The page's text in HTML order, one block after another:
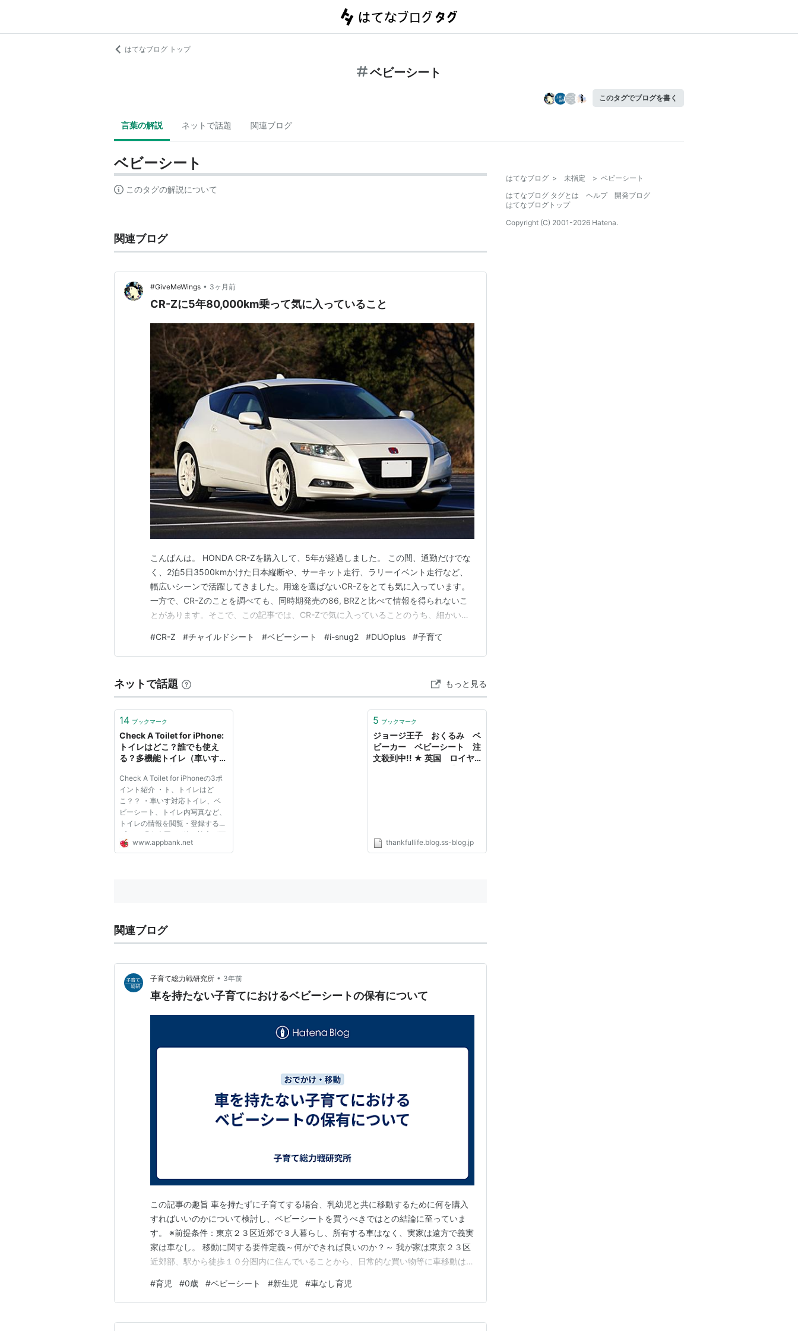
はてなブログ トップ
ベビーシート
このタグでブログを書く
言葉の解説 ネットで話題 関連ブログ
ベビーシート
このタグの解説について
関連ブログ
#GiveMeWings • 3ヶ月前
CR-Zに5年80,000km乗って気に入っていること
こんばんは。 HONDA CR-Zを購入して、5年が経過しました。 この間、通勤だけでな
く、2泊5日3500kmかけた日本縦断や、サーキット走行、ラリーイベント走行など、
幅広いシーンで活躍してきました。用途を選ばないCR-Zをとても気に入っています。
一方で、CR-Zのことを調べても、同時期発売の86, BRZと比べて情報を得られないこ
とがあります。そこで、この記事では、CR-Zで気に入っていることのうち、細かい使
#CR-Z #チャイルドシート #ベビーシート #i-snug2 #DUOplus #子育て
ネットで話題 もっと見る
14 ブックマーク
Check A Toilet for iPhone:
トイレはどこ？誰でも使え
る？多機能トイレ（車いすや
報を閲覧・登録するアプリ。
無料。1252 | AppBank
Check A Toilet for iPhoneの3ポ
イント紹介 ・ト、トイレはど
こ？？ ・車いす対応トイレ、ベ
ビーシート、トイレ内写真など、
トイレの情報を閲覧・登録するア
プリ ・現在全国3万件の検索が可
能！ 全国のトイレの位置だけで
www.appbank.net
5 ブックマーク
ジョージ王子 おくるみ ベ
ビーカー ベビーシート 注
文殺到中!! ★ 英国 ロイヤ
thankfullife.blog.ss-blog.jp
関連ブログ
子育て総力戦研究所 • 3年前
車を持たない子育てにおけるベビーシートの保有について
この記事の趣旨 車を持たずに子育てする場合、乳幼児と共に移動するために何を購入
すればいいのかについて検討し、ベビーシートを買うべきではとの結論に至っていま
す。 ※前提条件：東京２３区近郊で３人暮らし、所有する車はなく、実家は遠方で義実
家は車なし。 移動に関する要件定義～何ができれば良いのか？～ 我が家は東京２３区
近郊部、駅から徒歩１０分圏内に住んでいることから、日常的な買い物等に車移動はし
は、車移動が必要となることが見込まれます。また、出産後の産院からの退院について
も、徒歩圏内ではなかったため距離的に車を使わざるを得…
#育児 #0歳 #ベビーシート #新生児 #車なし育児
はてなブログ > 未指定 > ベビーシート
はてなブログ タグとは
ヘルプ
開発ブログ
はてなブログトップ
Copyright (C) 2001-2026 Hatena.